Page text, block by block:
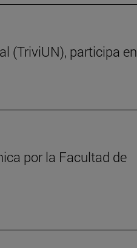
(TriviUN), participa en
por la Facultad de